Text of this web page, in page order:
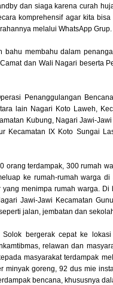
dan siaga karena curah
komprehensif agar kita
melalui WhatsApp Grup.
bahu membahu dalam
dan Wali Nagari beserta
Penanggulangan
lain Nagari Koto Laweh,
Kubung, Nagari Jawi-
Kecamatan IX Koto Sungai
orang terdampak, 300 rumah
ke rumah-rumah warga
menimpa rumah warga.
Jawi-Jawi Kecamatan
jalan, jembatan dan
bergerak cepat ke
relawan dan
masyarakat terdampak
minyak goreng, 92 dus mie
bencana, khususnya